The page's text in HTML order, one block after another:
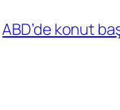
ABD’de konut